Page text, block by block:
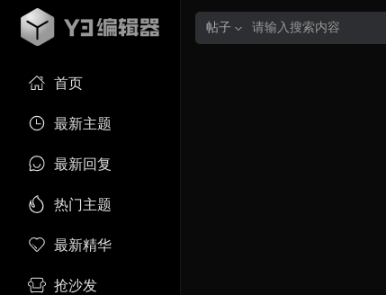
首页
最新主题
最新回复
热门主题
最新精华
抢沙发
帖子